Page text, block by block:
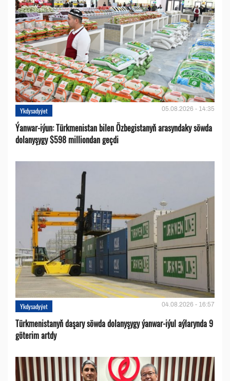
Ykdysadyýet 05.08.2026 - 14:35
Ýanwar-iýun: Türkmenistan bilen Özbegistanyň arasyndaky söwda
dolanyşygy $598 milliondan geçdi
Ykdysadyýet 04.08.2026 - 16:57
Türkmenistanyň daşary söwda dolanyşygy ýanwar-iýul aýlarynda 9
göterim artdy